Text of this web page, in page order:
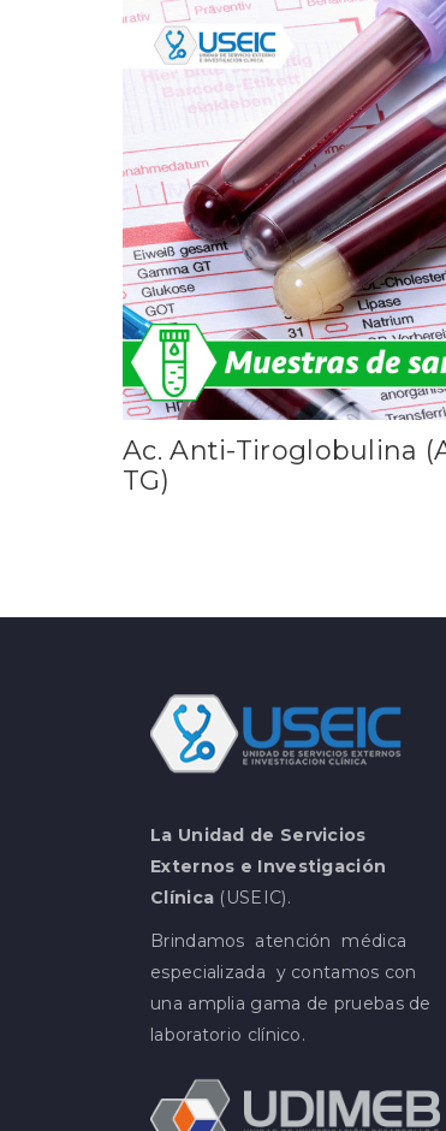
Ac. Anti-Tiroglobulina
TG)
La Unidad de Servicios
Externos e Investigación
Clínica (USEIC).
Brindamos atención médica
especializada y contamos con
una amplia gama de pruebas de
laboratorio clínico.